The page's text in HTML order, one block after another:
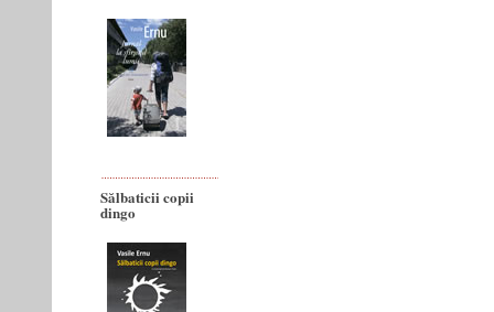
Sălbaticii copii
dingo